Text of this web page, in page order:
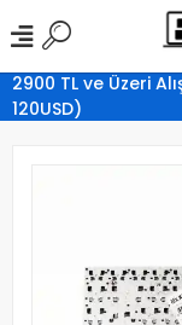
2900 TL ve Üzeri
120USD)